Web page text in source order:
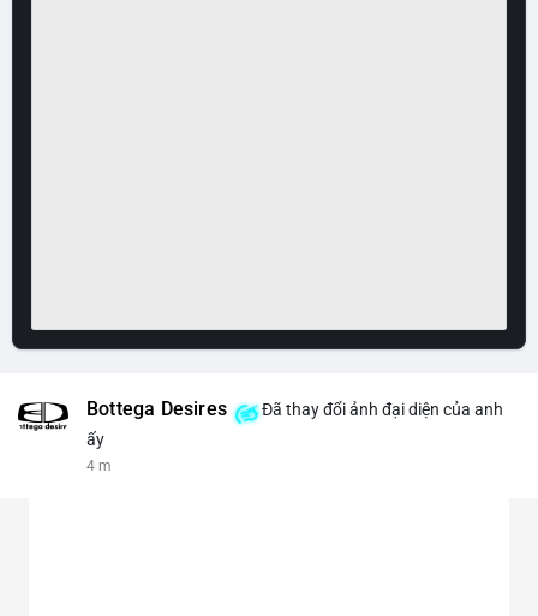
Bottega Desires
Đã thay đổi ảnh đại diện của anh
ấy
4 m